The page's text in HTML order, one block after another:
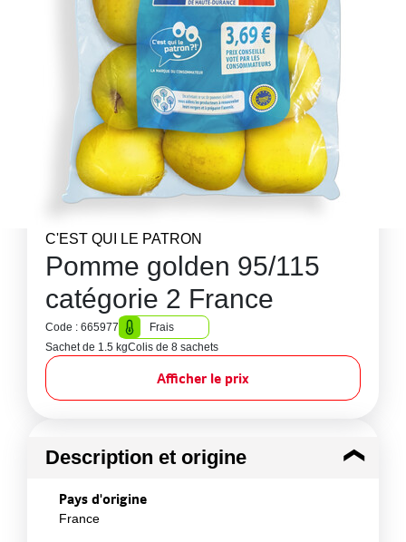
C'EST QUI LE PATRON
Pomme golden 95/115
catégorie 2 France
Code : 665977
Frais
Sachet de 1.5 kgColis de 8 sachets
Afficher le prix
Description et origine
Pays d'origine
France